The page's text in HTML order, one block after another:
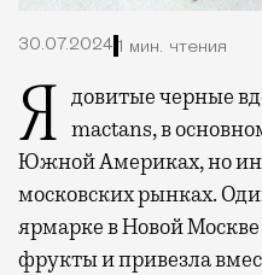
30.07.2024 1 мин. чтения
Ядовитые черные вдовы, или Latrodectus mactans, в
Южной Америках, но
московских рынках.
ярмарке в Новой
фрукты и привезла